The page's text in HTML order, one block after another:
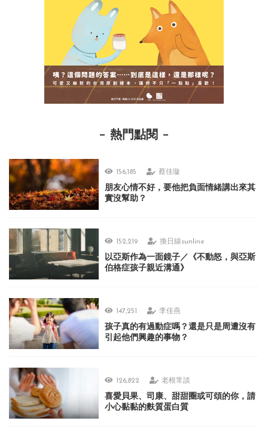
熱門點閱
156,185 蔡佳璇
朋友心情不好，要他把負面情緒講出來其
實沒幫助？
152,219 換日線sunline
以亞斯作為一面鏡子／《不動怒，與亞斯
伯格症孩子親近溝通》
147,251 李佳燕
孩子真的有過動症嗎？還是只是周遭沒有
引起他們興趣的事物？
126,822 老根常談
喜愛貝果、司康、甜甜圈或可頌的你，請
小心黏黏的麩質蛋白質